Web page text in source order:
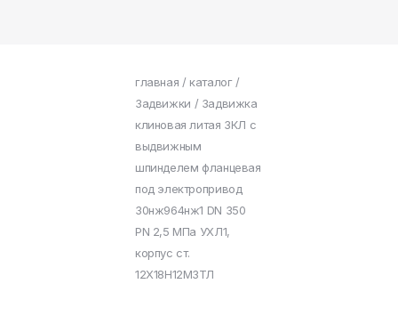
главная / каталог/
Задвижки / Задвижка
клиновая литая ЗКЛ с
выдвижным
шпинделем фланцевая
под электропривод
30нж964нж1 DN 350
PN 2,5 МПа УХЛ1,
корпус ст.
12Х18Н12М3ТЛ